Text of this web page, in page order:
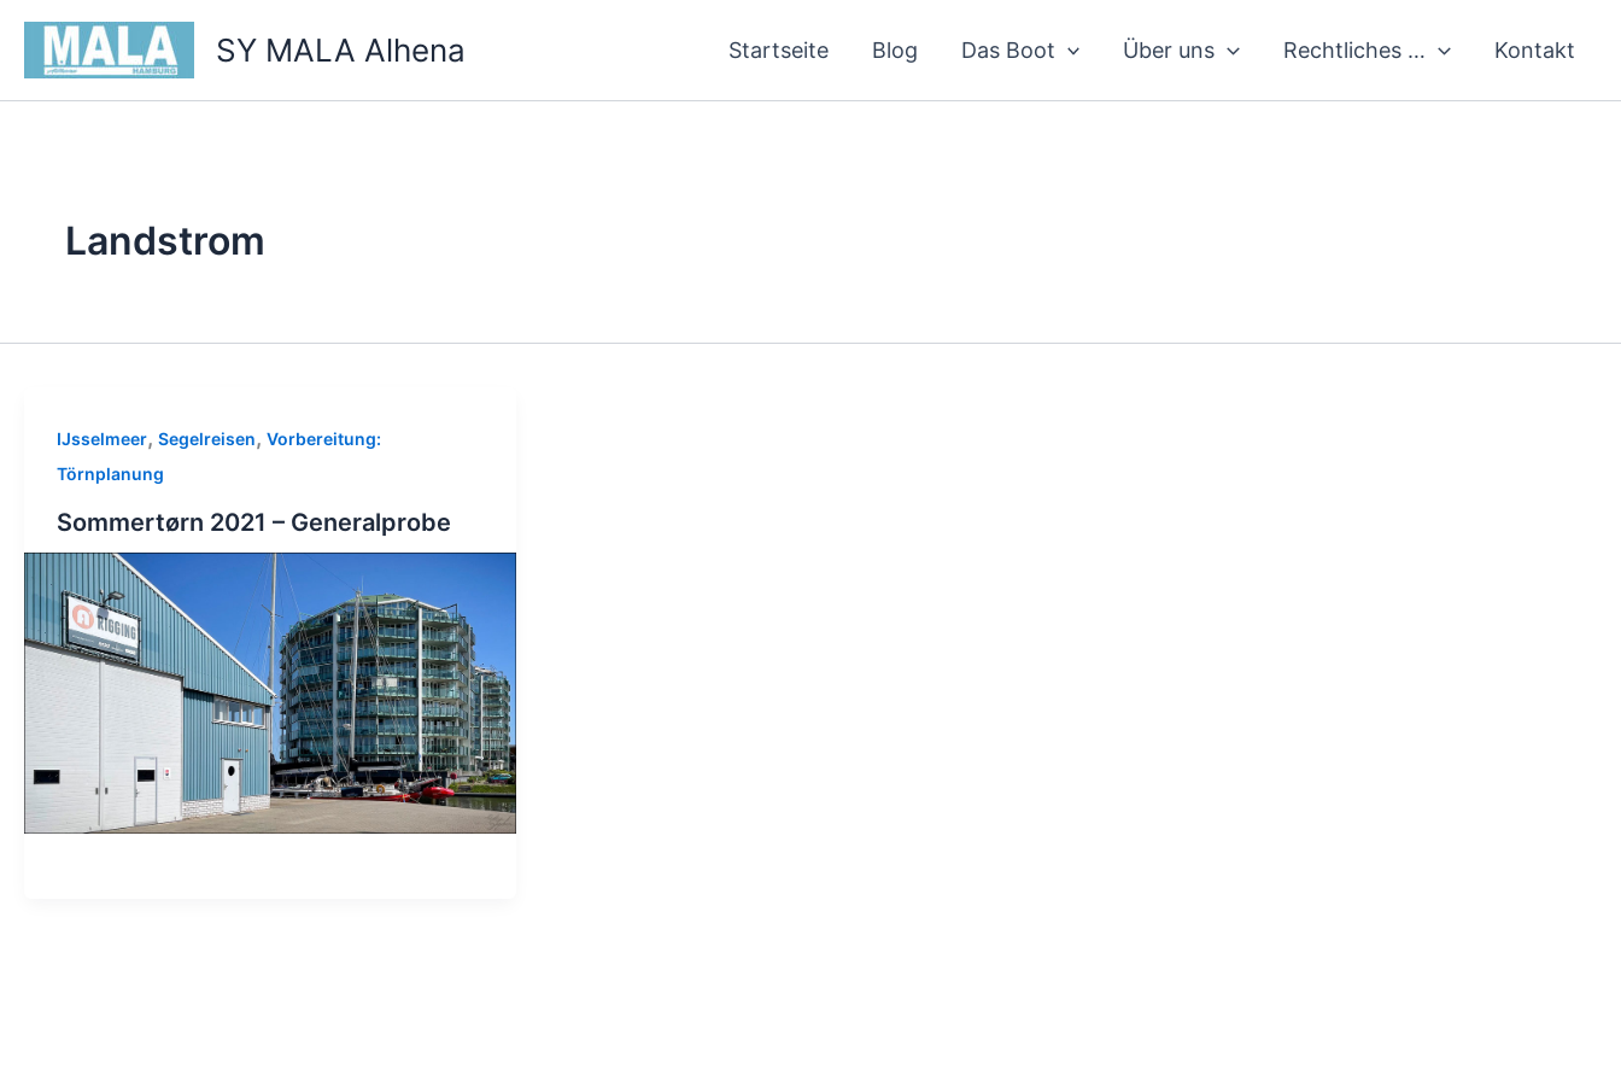
Zum
Inhalt
springen
SY MALA Alhena Startseite Blog Das Boot Über uns Rechtliches … Kontakt
Landstrom
IJsselmeer, Segelreisen, Vorbereitung:
Törnplanung
Sommertørn 2021 – Generalprobe